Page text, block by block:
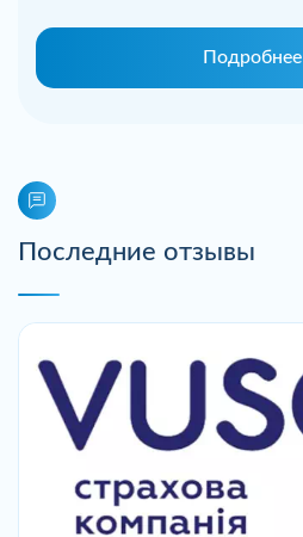
Подробнее
Последние отзывы